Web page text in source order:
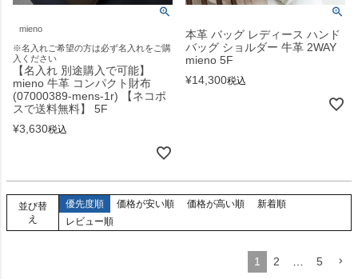
mieno
※名入れご希望の方は必ず名入れをご購
入ください
【名入れ 別途購入で可能】
mieno 牛革 コンパクト財布
(07000389-mens-1r) 【ネコポ
スで送料無料】 5F
¥3,630税込
本革 バッグ レディース ハンド
バッグ ショルダー 牛革 2WAY
mieno 5F
¥14,300税込
並び替
え
優先度順 価格が安い順 価格が高い順
新着順
レビュー順
1 2 … 5